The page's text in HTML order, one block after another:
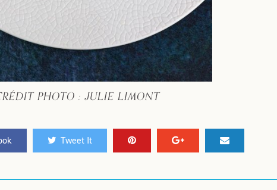
PHOTO : JULIE LIMONT
Tweet It